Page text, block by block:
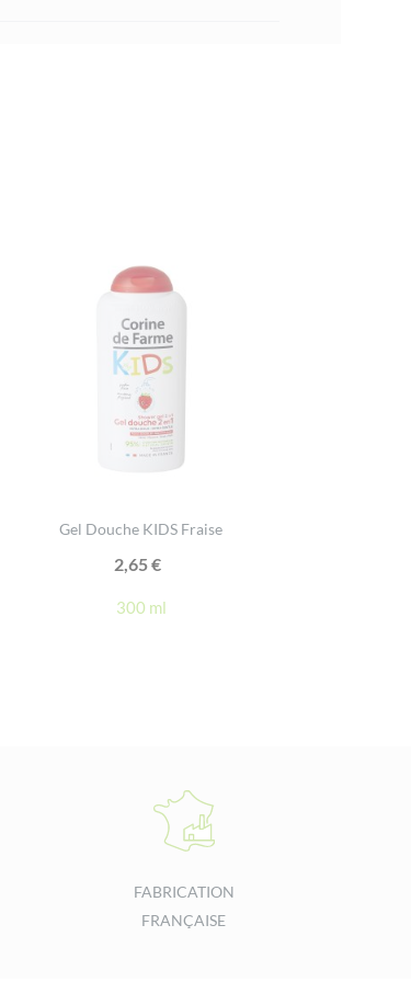
Gel Douche KIDS Fraise
2,65€
300 ml
FABRICATION
FRANÇAISE